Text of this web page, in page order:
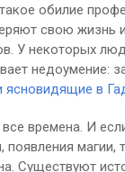
обилие
свою жизнь
У некоторых
недоумение:
ясновидящие в
времена. И
магии,
Существуют